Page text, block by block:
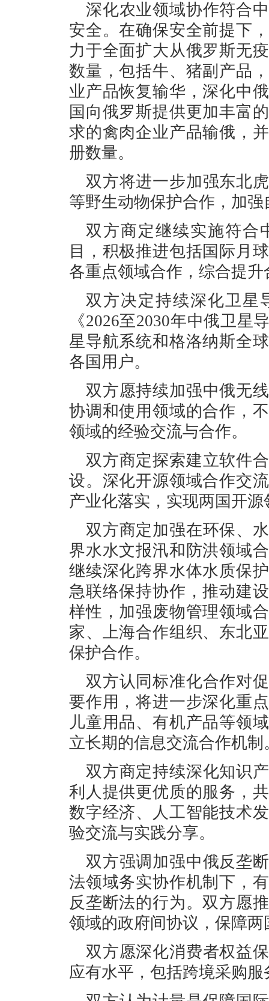
深化农业领域协作符合
安全。在确保安全前提下
力于全面扩大从俄罗斯无
数量，包括牛、猪副产品
业产品恢复输华，深化中
国向俄罗斯提供更加丰富
求的禽肉企业产品输俄，
册数量。
双方将进一步加强东北
等野生动物保护合作，加
双方商定继续实施符合
目，积极推进包括国际月
各重点领域合作，综合提
双方决定持续深化卫星
《2026至2030年中俄卫
星导航系统和格洛纳斯全
各国用户。
双方愿持续加强中俄无
协调和使用领域的合作，
领域的经验交流与合作。
双方商定探索建立软件
设。深化开源领域合作交
产业化落实，实现两国开
双方商定加强在环保、
界水水文报汛和防洪领域
继续深化跨界水体水质保
急联络保持协作，推动建
样性，加强废物管理领域
家、上海合作组织、东北
保护合作。
双方认同标准化合作对
要作用，将进一步深化重
儿童用品、有机产品等领
立长期的信息交流合作机制
双方商定持续深化知识
利人提供更优质的服务，
数字经济、人工智能技术
验交流与实践分享。
双方强调加强中俄反垄
法领域务实协作机制下，
反垄断法的行为。双方愿
领域的政府间协议，保障
双方愿深化消费者权益
应有水平，包括跨境采购